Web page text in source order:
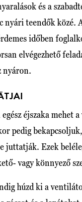
és a
nyári teendők közé.
időben
elvégezhető
nyáron.
éjszaka
pedig
juttatják. Ezek
vagy könnyező
húzd ki a